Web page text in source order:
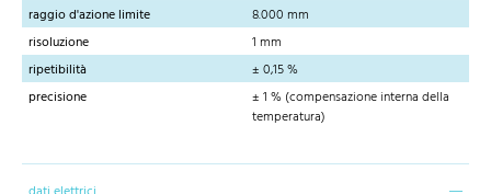
raggio d'azione limite
8.000 mm
risoluzione
1 mm
ripetibilità
± 0,15 %
precisione
± 1 % (compensazione interna della
temperatura)